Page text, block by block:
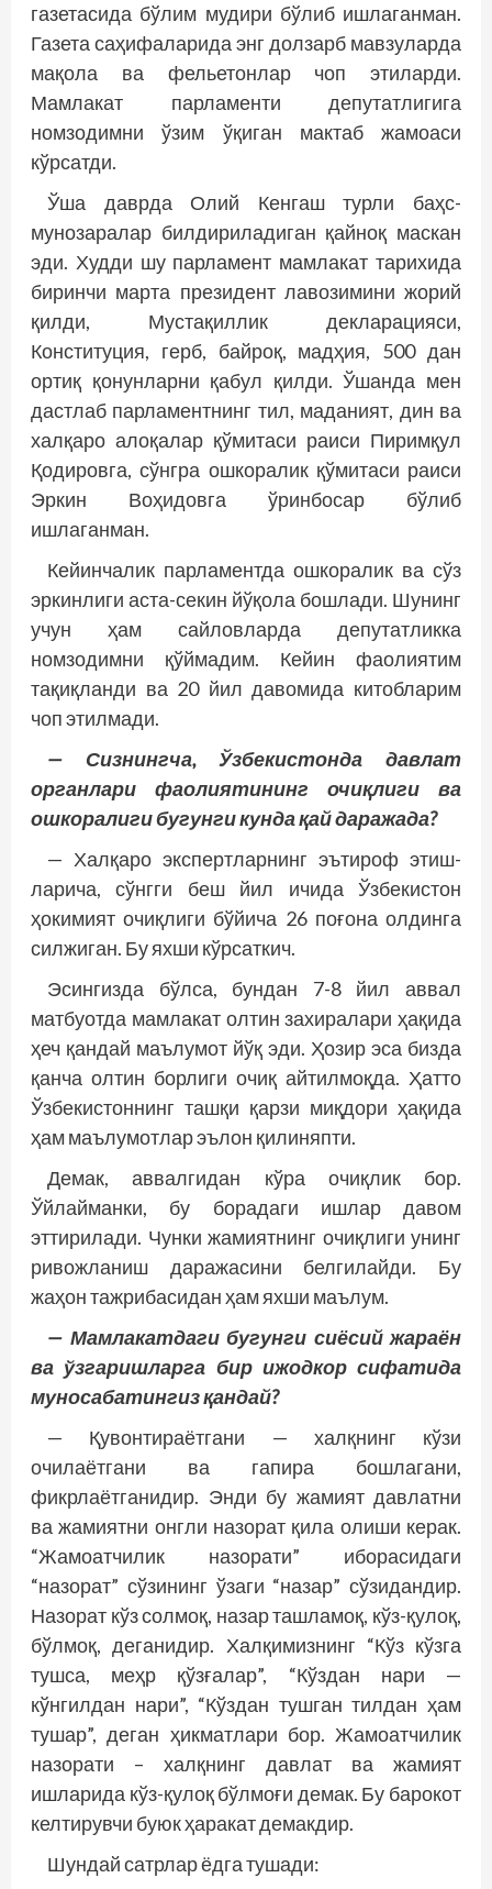
газетасида бўлим мудири бўлиб ишлаганман.
Газета саҳифаларида энг долзарб мавзуларда
мақола ва фельетонлар чоп этиларди.
Мамлакат парламенти депутатлигига
номзодимни ўзим ўқиган мактаб жамоаси
кўрсатди.
Ўша даврда Олий Кенгаш турли баҳс-
мунозаралар билдириладиган қайноқ маскан
эди. Худди шу парламент мамлакат тарихида
биринчи марта президент лавозимини жорий
қилди, Мус­тақиллик декларацияси,
Конституция, герб, байроқ, мадҳия, 500 дан
ортиқ қонунларни қабул қилди. Ўшанда мен
дастлаб парламентнинг тил, маданият, дин ва
халқаро алоқалар қўмитаси раиси Пиримқул
Қодировга, сўнгра ошкоралик қўмитаси раиси
Эркин Воҳидовга ўринбосар бўлиб
ишлаганман.
Кейинчалик парламентда ошкоралик ва сўз
эркинлиги аста-секин йўқола бошлади. Шунинг
учун ҳам сайловларда депутатликка
номзодимни қўймадим. Кейин фаолиятим
тақиқланди ва 20 йил давомида китобларим
чоп этилмади.
— Сизнингча, Ўзбекистонда давлат
органлари фаолиятининг очиқлиги ва
ошкоралиги бугунги кунда қай даражада?
— Халқаро экспертларнинг эътироф этиш­
ларича, сўнгги беш йил ичида Ўзбекистон
ҳокимият очиқлиги бўйича 26 поғона олдинга
силжиган. Бу яхши кўрсаткич.
Эсингизда бўлса, бундан 7-8 йил аввал
матбуотда мамлакат олтин захиралари ҳақида
ҳеч қандай маълумот йўқ эди. Ҳозир эса бизда
қанча олтин борлиги очиқ айтилмоқда. Ҳатто
Ўзбекистоннинг ташқи қарзи миқдори ҳақида
ҳам маълумотлар эълон қилиняпти.
Демак, аввалгидан кўра очиқлик бор.
Ўйлайманки, бу борадаги ишлар давом
эттирилади. Чунки жамиятнинг очиқлиги унинг
ривож­ланиш даражасини белгилайди. Бу
жаҳон тажрибасидан ҳам яхши маълум.
— Мамлакатдаги бугунги сиёсий жараён
ва ўзгаришларга бир ижодкор сифатида
муносабатингиз қандай?
— Қувонтираётгани — халқнинг кўзи
очилаётгани ва гапира бошлагани,
фикрлаётганидир. Энди бу жамият давлатни
ва жамиятни онгли назорат қила олиши керак.
“Жамоатчилик назорати” иборасидаги
“назорат” сўзининг ўзаги “назар” сўзидандир.
Назорат кўз солмоқ, назар ташламоқ, кўз-қулоқ,
бўлмоқ, деганидир. Халқимизнинг “Кўз кўзга
тушса, меҳр қўзғалар”, “Кўздан нари —
кўнгилдан нари”, “Кўздан тушган тилдан ҳам
тушар”, деган ҳикматлари бор. Жамоатчилик
назорати – халқнинг давлат ва жамият
ишларида кўз-қулоқ бўлмоғи демак. Бу барокот
келтирувчи буюк ҳаракат демакдир.
Шундай сатрлар ёдга тушади: